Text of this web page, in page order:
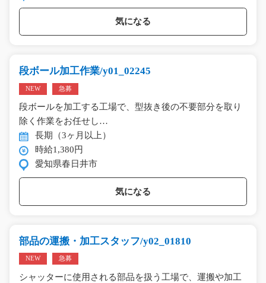
気になる
段ボール加工作業/y01_02245
NEW 急募
段ボールを加工する工場で、型抜き後の不要部分を取り
除く作業をお任せし…
長期（3ヶ月以上）
時給1,380円
愛知県春日井市
気になる
部品の運搬・加工スタッフ/y02_01810
NEW 急募
シャッターに使用される部品を扱う工場で、運搬や加工